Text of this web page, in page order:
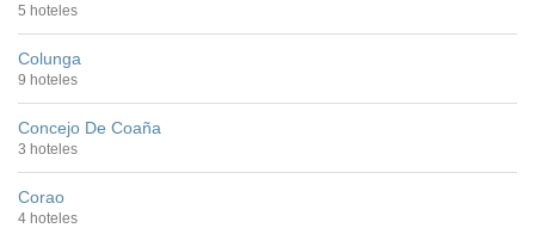
5 hoteles
Colunga
9 hoteles
Concejo De Coaña
3 hoteles
Corao
4 hoteles